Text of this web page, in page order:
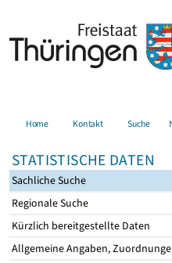
Home Kontakt Suche
STATISTISCHE DATEN
Sachliche Suche
Regionale Suche
Kürzlich bereitgestellte Daten
Allgemeine Angaben,